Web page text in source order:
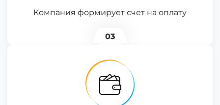
Компания формирует счет на оплату
03